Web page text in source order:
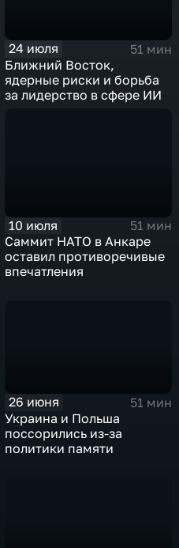
24 июля
51 мин
Ближний Восток,
ядерные риски и борьба
за лидерство в сфере ИИ
10 июля
51 мин
Саммит НАТО в Анкаре
оставил противоречивые
впечатления
26 июня
51 мин
Украина и Польша
поссорились из-за
политики памяти